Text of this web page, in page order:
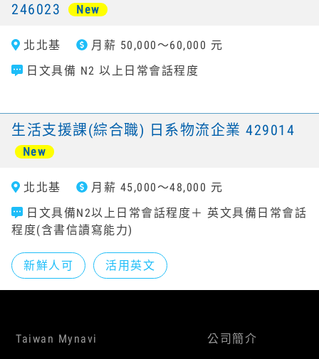
246023
New
北北基
月薪 50,000～60,000 元
日文具備 N2 以上日常會話程度
生活支援課(綜合職) 日系物流企業 429014
New
北北基
月薪 45,000～48,000 元
日文具備N2以上日常會話程度＋ 英文具備日常會話
程度(含書信讀寫能力)
新鮮人可 活用英文
Taiwan Mynavi 公司簡介